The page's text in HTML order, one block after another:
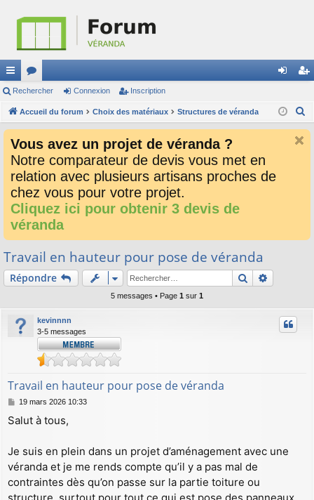
ac
co
ci
or
u
s
ne cri
Rechercher Connexion Inscription
Accueil du forum Choix des matériaux Structures de véranda
Vous avez un projet de véranda ?
Notre comparateur de devis vous met en
relation avec plusieurs artisans proches de
chez vous pour votre projet.
Cliquez ici pour obtenir 3 devis de
véranda
Travail en hauteur pour pose de véranda
Répondre Rechercher
5 messages • Page 1 sur 1
kevinnnn
3-5 messages
Travail en hauteur pour pose de véranda
M
s
g
e
19 mars 2026 10:33
Salut à tous,
Je suis en plein dans un projet d’aménagement avec une
véranda et je me rends compte qu’il y a pas mal de
contraintes dès qu’on passe sur la partie toiture ou